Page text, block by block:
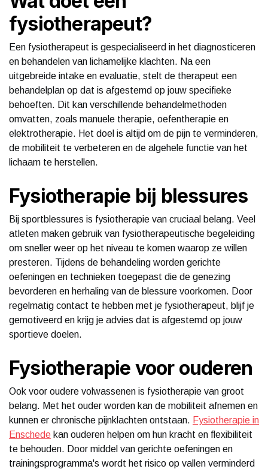
fysiotherapeut?
Een fysiotherapeut is gespecialiseerd in het diagnosticeren
en behandelen van lichamelijke klachten. Na een
uitgebreide intake en evaluatie, stelt de therapeut een
behandelplan op dat is afgestemd op jouw specifieke
behoeften. Dit kan verschillende behandelmethoden
omvatten, zoals manuele therapie, oefentherapie en
elektrotherapie. Het doel is altijd om de pijn te verminderen,
de mobiliteit te verbeteren en de algehele functie van het
lichaam te herstellen.
Fysiotherapie bij blessures
Bij sportblessures is fysiotherapie van cruciaal belang. Veel
atleten maken gebruik van fysiotherapeutische begeleiding
om sneller weer op het niveau te komen waarop ze willen
presteren. Tijdens de behandeling worden gerichte
oefeningen en technieken toegepast die de genezing
bevorderen en herhaling van de blessure voorkomen. Door
regelmatig contact te hebben met je fysiotherapeut, blijf je
gemotiveerd en krijg je advies dat is afgestemd op jouw
sportieve doelen.
Fysiotherapie voor ouderen
Ook voor oudere volwassenen is fysiotherapie van groot
belang. Met het ouder worden kan de mobiliteit afnemen en
kunnen er chronische pijnklachten ontstaan. Fysiotherapie in
Enschede kan ouderen helpen om hun kracht en flexibiliteit
te behouden. Door middel van gerichte oefeningen en
trainingsprogramma's wordt het risico op vallen verminderd